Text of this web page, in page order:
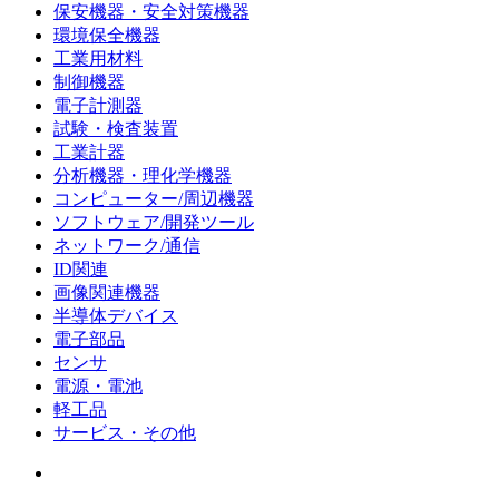
保安機器・安全対策機器
環境保全機器
工業用材料
制御機器
電子計測器
試験・検査装置
工業計器
分析機器・理化学機器
コンピューター/周辺機器
ソフトウェア/開発ツール
ネットワーク/通信
ID関連
画像関連機器
半導体デバイス
電子部品
センサ
電源・電池
軽工品
サービス・その他